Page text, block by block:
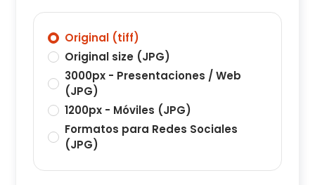
Original (tiff)
Original size (JPG)
3000px - Presentaciones / Web
(JPG)
1200px - Móviles (JPG)
Formatos para Redes Sociales
(JPG)